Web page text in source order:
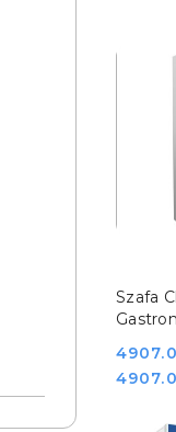
Szafa
Cena:
Cena: